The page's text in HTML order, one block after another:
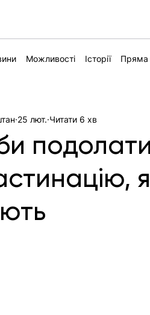
Можливості Історії Пряма
подолати
25 лют. Читати 6 хв